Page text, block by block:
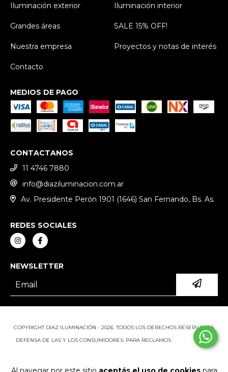
Iluminación exterior
Iluminación interior
Grandes áreas SALE 15% OFF!
Nuestra empresa Proyectos y notas de interés
Contacto
MEDIOS DE PAGO
CONTACTANOS
11 4746 7880
info@diaziluminacion.com.ar
Av. Presidente Perón 1901 (1646) San Fernando, Bs. As.
REDES SOCIALES
NEWSLETTER
COPYRIGHT DIAZ ILUMINACIÓN - 2026. TODOS LOS DERECHOS RESERVADOS.
DEFENSA DE LAS Y LOS CONSUMIDORES. PARA RECLAMOS
INGRESÁ ACÁ.